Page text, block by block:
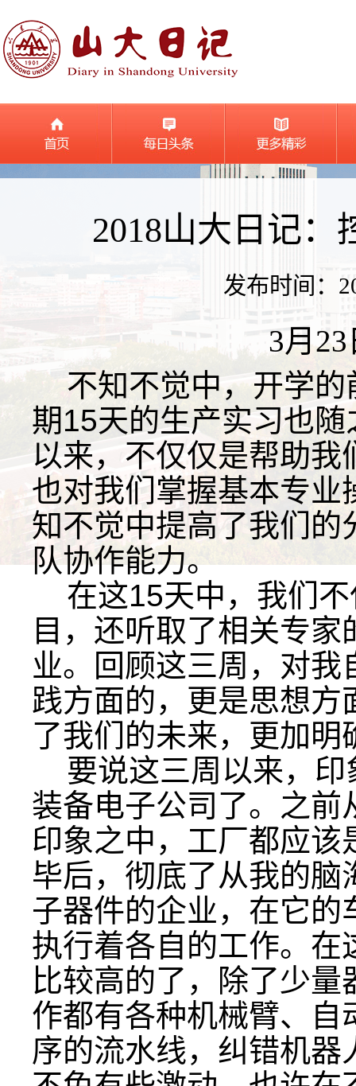
2018山大日记：
发布时间：
3月
不知不觉中，开学的
期15天的生产实习也
以来，不仅仅是帮助我
也对我们掌握基本专业
知不觉中提高了我们的
队协作能力。
在这15天中，我们不
目，还听取了相关专
业。回顾这三周，对
践方面的，更是思想
了我们的未来，更加明
要说这三周以来，印
装备电子公司了。之前
印象之中，工厂都应
毕后，彻底了从我的
子器件的企业，在它
执行着各自的工作。在
比较高的了，除了少
作都有各种机械臂、自
序的流水线，纠错机